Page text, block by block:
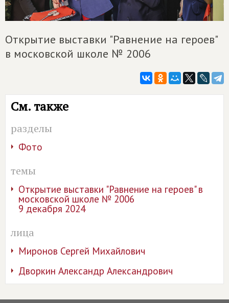
Открытие выставки "Равнение на героев"
в московской школе № 2006
См. также
разделы
Фото
темы
Открытие выставки "Равнение на героев" в
московской школе № 2006
9 декабря 2024
лица
Миронов Сергей Михайлович
Дворкин Александр Александрович